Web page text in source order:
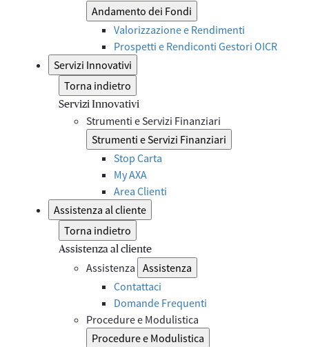
Andamento dei Fondi
Valorizzazione e Rendimenti
Prospetti e Rendiconti Gestori OICR
Servizi Innovativi
Torna indietro
Servizi Innovativi
Strumenti e Servizi Finanziari
Strumenti e Servizi Finanziari
Stop Carta
My AXA
Area Clienti
Assistenza al cliente
Torna indietro
Assistenza al cliente
Assistenza Assistenza
Contattaci
Domande Frequenti
Procedure e Modulistica
Procedure e Modulistica